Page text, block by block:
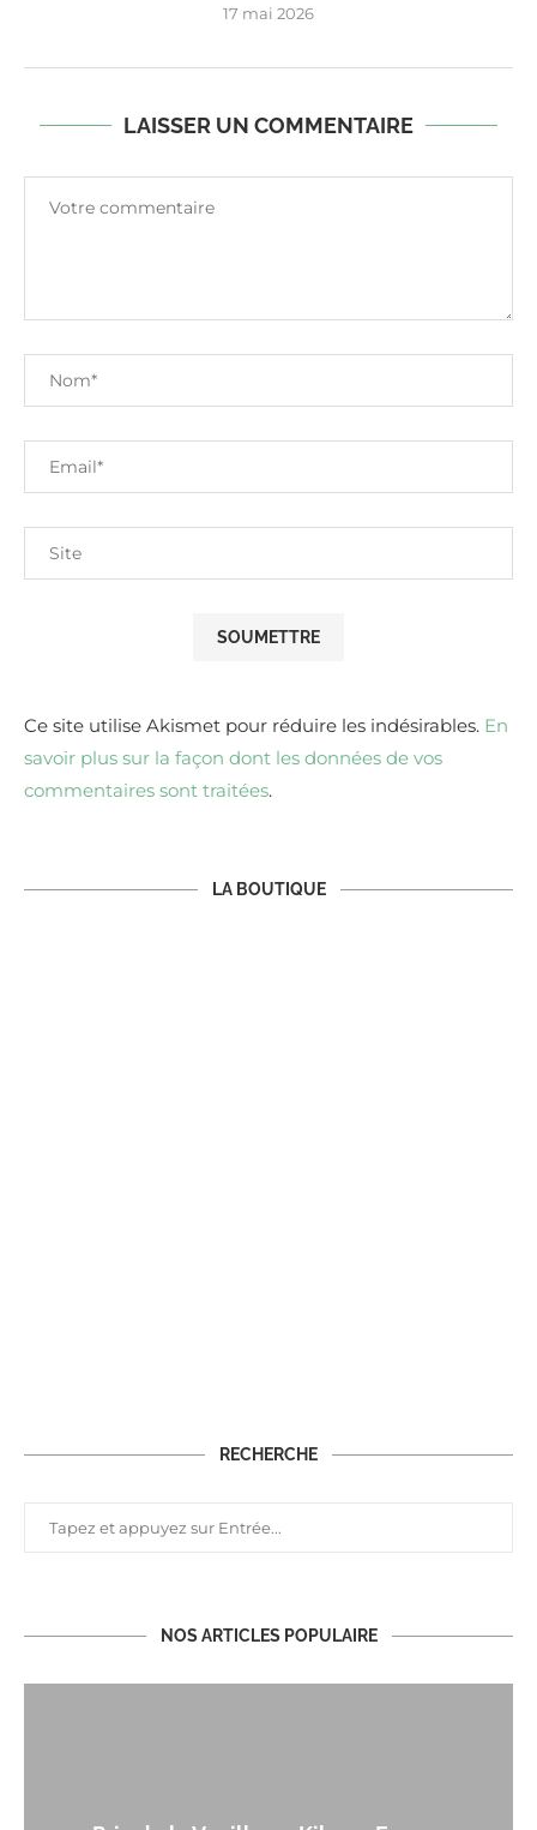
17 mai 2026
LAISSER UN COMMENTAIRE
Ce site utilise Akismet pour réduire les indésirables. En
savoir plus sur la façon dont les données de vos
commentaires sont traitées.
LA BOUTIQUE
RECHERCHE
NOS ARTICLES POPULAIRE